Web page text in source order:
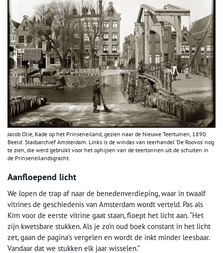
Jacob Olie, Kade op het Prinseneiland, gezien naar de Nieuwe Teertuinen, 1890.
Beeld: Stadsarchief Amsterdam. Links is de windas van teerhandel ‘De Roovos’ nog
te zien, die werd gebruikt voor het ophijsen van de teertonnen uit de schuiten in
de Prinseneilandsgracht.
Aanfloepend licht
We lopen de trap af naar de benedenverdieping, waar in twaalf
vitrines de geschiedenis van Amsterdam wordt verteld. Pas als
Kim voor de eerste vitrine gaat staan, floept het licht aan. “Het
zijn kwetsbare stukken. Als je zo’n oud boek constant in het licht
zet, gaan de pagina’s vergelen en wordt de inkt minder leesbaar.
Vandaar dat we stukken elk jaar wisselen.”